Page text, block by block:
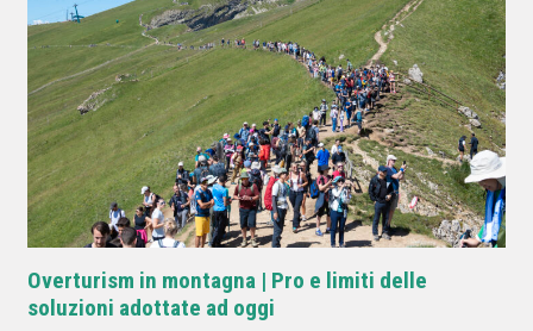
Overturism in montagna | Pro e limiti delle
soluzioni adottate ad oggi